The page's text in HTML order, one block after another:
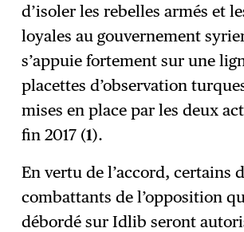
d’isoler les rebelles armés et
loyales au gouvernement
s’appuie fortement sur une
placettes d’observation
mises en place par les deux
fin 2017 (1).
En vertu de l’accord, certains
combattants de l’opposition
débordé sur Idlib seront